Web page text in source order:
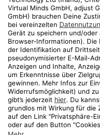
Shop
Aktionen
Travel